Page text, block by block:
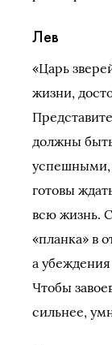
Лев
«Царь
жизни,
должны
успешными,
готовы
всю жизнь.
«планка» в
а
Чтобы
сильнее,